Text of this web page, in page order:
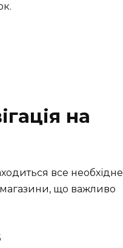
на
все необхідне
магазини, що важливо